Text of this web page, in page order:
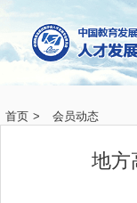
首页 > 会员动态
地方